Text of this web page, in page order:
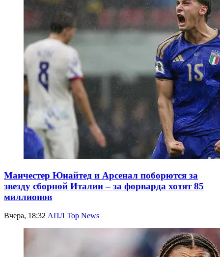
Манчестер Юнайтед и Арсенал поборются за
звезду сборной Италии – за форварда хотят 85
миллионов
Вчера, 18:32 АПЛ Top News